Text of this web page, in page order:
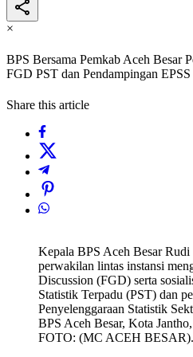
×
BPS Bersama Pemkab Aceh Besar
FGD PST dan Pendampingan EPSS
Share this article
Kepala BPS Aceh Besar Rudi
perwakilan lintas instansi
Discussion (FGD) serta
Statistik Terpadu (PST) dan
Penyelenggaraan Statistik
BPS Aceh Besar, Kota
FOTO: (MC ACEH BESAR).